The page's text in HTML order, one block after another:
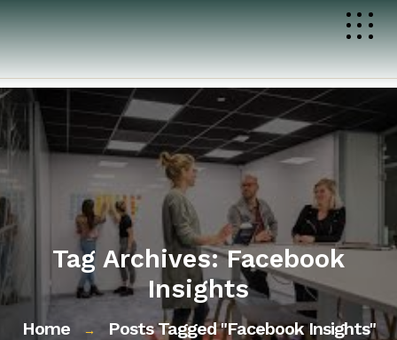
Tag Archives: Facebook
Insights
Home → Posts Tagged "facebook Insights"